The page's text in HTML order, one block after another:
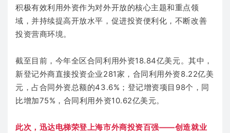
积极有效利用外资作为对外开放的核心主题和重点领
域，并持续提高开放水平，促进投资便利化，不断改善
投资营商环境。
截至目前，今年全区合同利用外资18.84亿美元。其中，
新登记外商直接投资企业281家，合同利用外资8.22亿美
元，占合同外资总额的43.6%；登记增资项目98个，同
比增加75%，合同利用外资10.62亿美元。
此次，迅达电梯荣登上海市外商投资百强——创造就业